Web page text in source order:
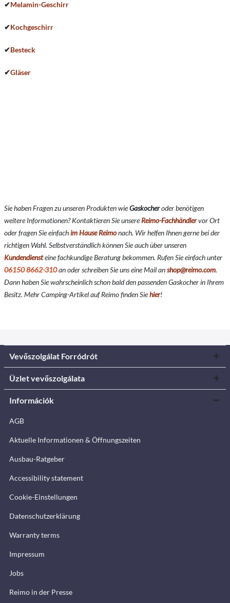
✔Melamin-Geschirr
✔Kochgeschirr
✔Besteck
✔Gläser
Sie haben Fragen zu unseren Produkten wieGaskocheroder benötigen
weitere Informationen? Kontaktieren Sie unsereReimo-Fachhändlervor Ort
oder fragen Sie einfachim Hause Reimonach. Wir helfen Ihnen gerne bei der
richtigen Wahl. Selbstverständlich können Sie auch über unseren
Kundendiensteine fachkundige Beratung bekommen. Rufen Sie einfach unter
06150 8662-310an oder schreiben Sie uns eine Mail anshop@reimo.com.
Dann haben Sie wahrscheinlich schon bald den passenden Gaskocher in Ihrem
Besitz. Mehr Camping-Artikel auf Reimo finden Siehier!
Vevőszolgálat Forródrót
Üzlet vevőszolgálata
Információk
AGB
Aktuelle Informationen & Öffnungszeiten
Ausbau-Ratgeber
Accessibility statement
Cookie-Einstellungen
Datenschutzerklärung
Warranty terms
Impressum
Jobs
Reimo in der Presse